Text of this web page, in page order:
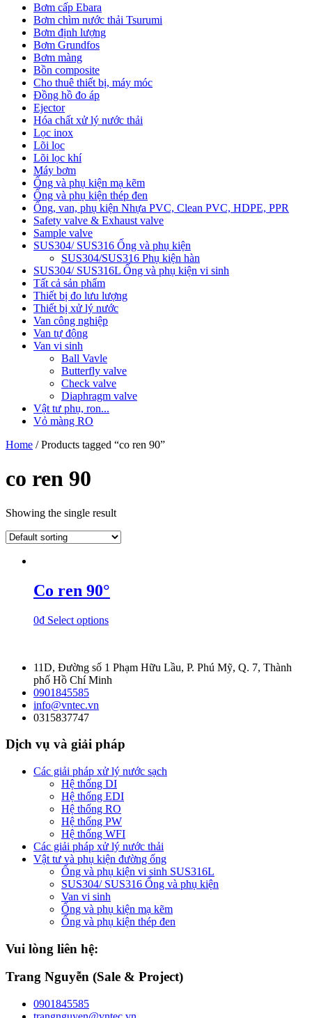
Bơm cấp Ebara
Bơm chìm nước thải Tsurumi
Bơm định lượng
Bơm Grundfos
Bơm màng
Bồn composite
Cho thuê thiết bị, máy móc
Đồng hồ đo áp
Ejector
Hóa chất xử lý nước thải
Lọc inox
Lõi lọc
Lõi lọc khí
Máy bơm
Ống và phụ kiện mạ kẽm
Ống và phụ kiện thép đen
Ống, van, phụ kiện Nhựa PVC, Clean PVC, HDPE, PPR
Safety valve & Exhaust valve
Sample valve
SUS304/ SUS316 Ống và phụ kiện
SUS304/SUS316 Phụ kiện hàn
SUS304/ SUS316L Ống và phụ kiện vi sinh
Tất cả sản phẩm
Thiết bị đo lưu lượng
Thiết bị xử lý nước
Van công nghiệp
Van tự động
Van vi sinh
Ball Vavle
Butterfly valve
Check valve
Diaphragm valve
Vật tư phụ, ron...
Vỏ màng RO
Home / Products tagged “co ren 90”
co ren 90
Showing the single result
Co ren 90°
0₫ Select options
11D, Đường số 1 Phạm Hữu Lầu, P. Phú Mỹ, Q. 7, Thành
phố Hồ Chí Minh
0901845585
info@vntec.vn
0315837747
Dịch vụ và giải pháp
Các giải pháp xử lý nước sạch
Hệ thống DI
Hệ thống EDI
Hệ thống RO
Hệ thống PW
Hệ thống WFI
Các giải pháp xử lý nước thải
Vật tư và phụ kiện đường ống
Ống và phụ kiện vi sinh SUS316L
SUS304/ SUS316 Ống và phụ kiện
Van vi sinh
Ống và phụ kiện mạ kẽm
Ống và phụ kiện thép đen
Vui lòng liên hệ:
Trang Nguyễn (Sale & Project)
0901845585